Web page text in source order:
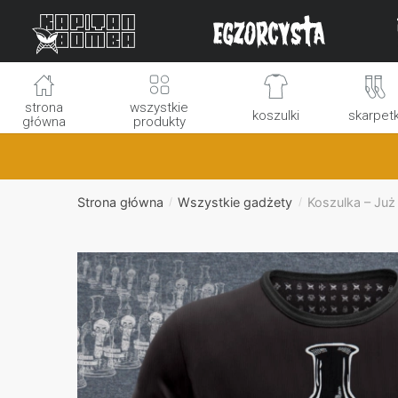
navigation
content
strona
główna
wszystkie
produkty
koszulki
Strona główna / Wszystkie gadżety / Koszulka –